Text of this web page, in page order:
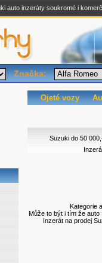
auto inzeráty soukromé i
Značka:
Ojeté vozy
Suzuki do 50
Kategorie
Může to být i tím že auto
Inzerát na prodej